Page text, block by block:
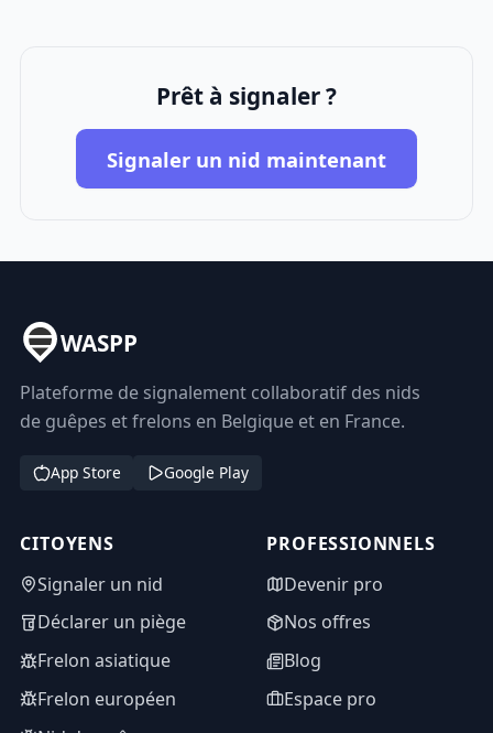
Prêt à signaler ?
Signaler un nid maintenant
WASPP
Plateforme de signalement collaboratif des nids
de guêpes et frelons en Belgique et en France.
App Store Google Play
CITOYENS
Signaler un nid
Déclarer un piège
Frelon asiatique
Frelon européen
PROFESSIONNELS
Devenir pro
Nos offres
Blog
Espace pro